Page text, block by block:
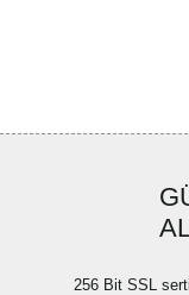
256 Bit SSL